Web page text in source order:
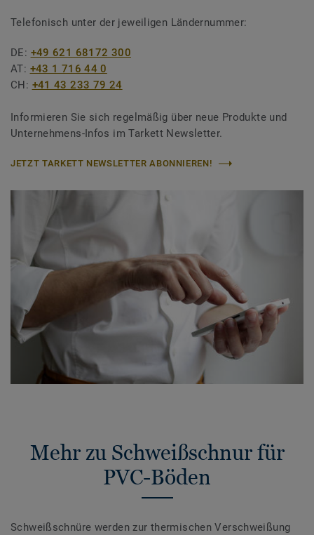
Telefonisch unter der jeweiligen Ländernummer:
DE: +49 621 68172 300
AT: +43 1 716 44 0
CH: +41 43 233 79 24
Informieren Sie sich regelmäßig über neue Produkte und
Unternehmens-Infos im Tarkett Newsletter.
JETZT TARKETT NEWSLETTER ABONNIEREN!
Mehr zu Schweißschnur für
PVC-Böden
Schweißschnüre werden zur thermischen Verschweißung